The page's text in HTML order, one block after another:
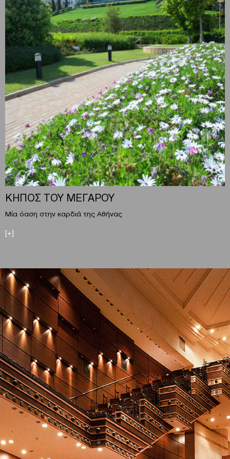
ΚΗΠΟΣ ΤΟΥ ΜΕΓΑΡΟΥ
Μία όαση στην καρδιά της Αθήνας
[+]